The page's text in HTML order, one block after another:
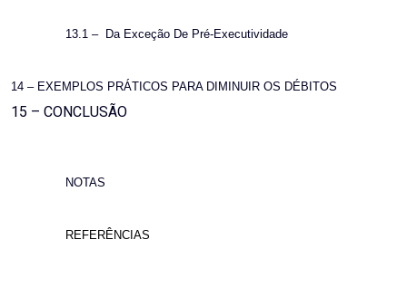
13.1 – Da Exceção De Pré-Executividade
14 – EXEMPLOS PRÁTICOS PARA DIMINUIR OS DÉBITOS
15 – CONCLUSÃO
NOTAS
REFERÊNCIAS